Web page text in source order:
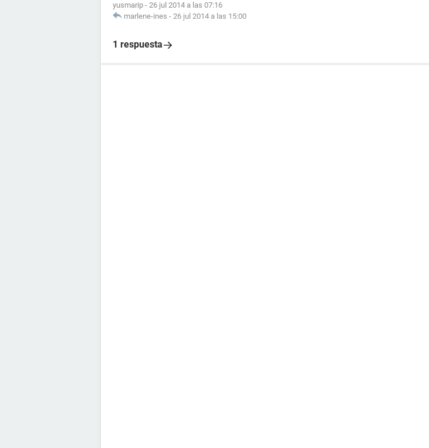
yusmarip - 26 jul 2014 a las 07:16
marlene-ines - 26 jul 2014 a las 15:00
1 respuesta